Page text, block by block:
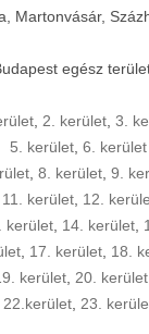
Martonvásár,
egész
2. kerület 3.
5. kerület 6. kerület
8. kerület 9.
11. kerület, 12.
kerület, 14. kerület,
, 17. kerület, 18.
kerület, 20. kerület,
22.kerület 23.